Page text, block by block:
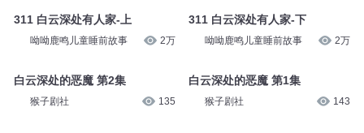
311 白云深处有人家-上
呦呦鹿鸣儿童睡前故事 2万
白云深处的恶魔 第2集
猴子剧社 135
311 白云深处有人家-下
呦呦鹿鸣儿童睡前故事 2万
白云深处的恶魔 第1集
猴子剧社 143